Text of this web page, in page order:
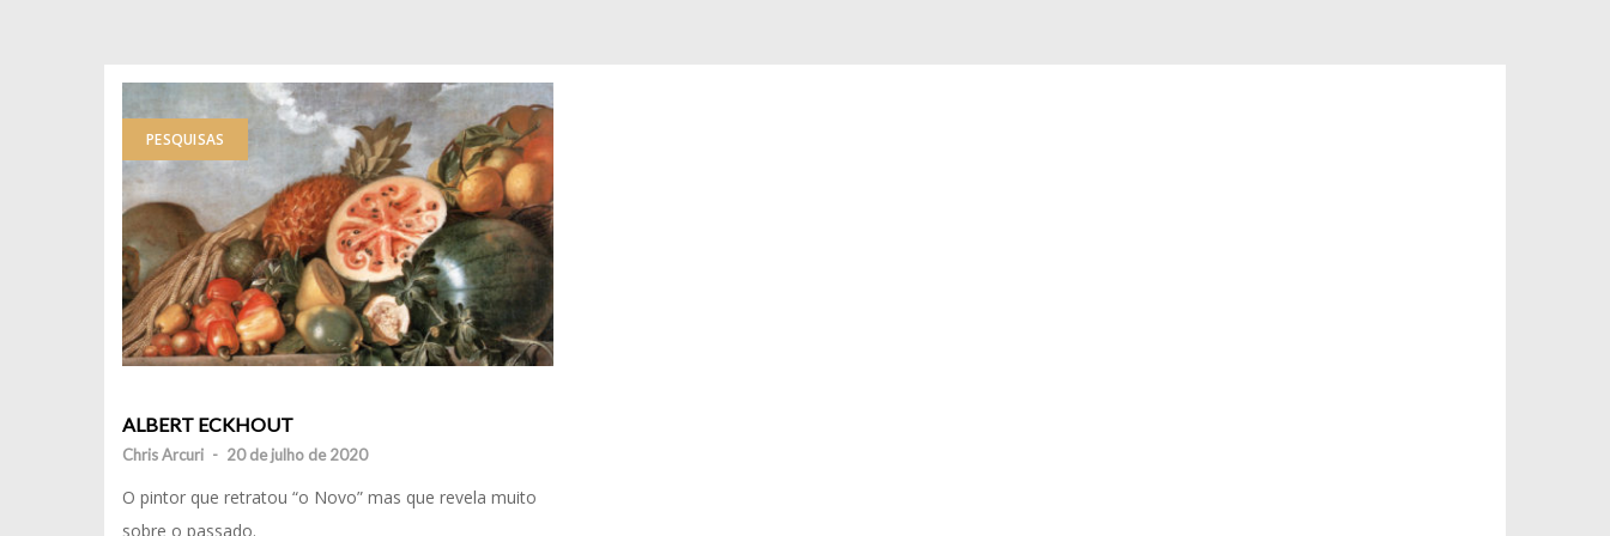
PESQUISAS
ALBERT ECKHOUT
Chris Arcuri - 20 de julho de 2020
O pintor que retratou “o Novo” mas que revela muito
sobre o passado.